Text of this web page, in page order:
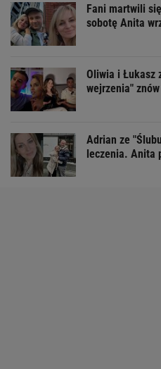
Fani martwili
sobotę Anita
Oliwia i Łukasz
wejrzenia"
Adrian ze
leczenia. Anita